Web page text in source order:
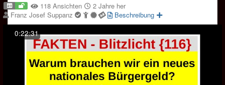
118 Ansichten
2 Jahre her
Franz Josef Suppanz
Beschreibung
0:22:31